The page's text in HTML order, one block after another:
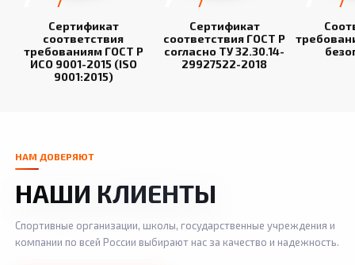
Сертификат
соответствия
требованиям ГОСТ Р
ИСО 9001-2015 (ISO
9001:2015)
Сертификат
соответствия ГОСТ Р
согласно ТУ 32.30.14-
29927522-2018
НАМ ДОВЕРЯЮТ
НАШИ КЛИЕНТЫ
Спортивные организации, школы, государственные учреждения и
компании по всей России выбирают нас за качество и надежность.